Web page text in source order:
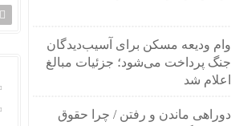
وام ودیعه مسکن برای آسیب‌دیدگان
جنگ پرداخت می‌شود؛ جزئیات مبالغ
اعلام شد
دوراهی ماندن و رفتن / چرا حقوق